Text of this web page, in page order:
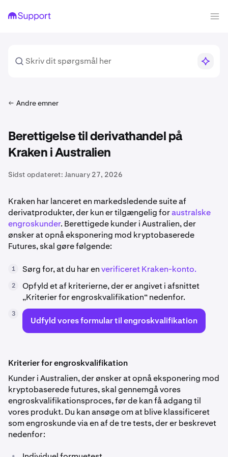
Andre emner
Berettigelse til derivathandel på
Kraken i Australien
Sidst opdateret: January 27, 2026
Kraken har lanceret en markedsledende suite af
derivatprodukter, der kun er tilgængelig foraustralske
engroskunder. Berettigede kunder i Australien, der
ønsker at opnå eksponering mod kryptobaserede
Futures, skal gøre følgende:
1 Sørg for, at du har enverificeret Kraken-konto.
2
Opfyld et af kriterierne, der er angivet i afsnittet
„Kriterier for engroskvalifikation“ nedenfor.
3
Udfyld vores formular til engroskvalifikation
Kriterier for engroskvalifikation
Kunder i Australien, der ønsker at opnå eksponering mod
kryptobaserede futures, skal gennemgå vores
engroskvalifikationsproces, før de kan få adgang til
vores produkt. Du kan ansøge om at blive klassificeret
som engroskunde via en af de tre tests, der er beskrevet
nedenfor: